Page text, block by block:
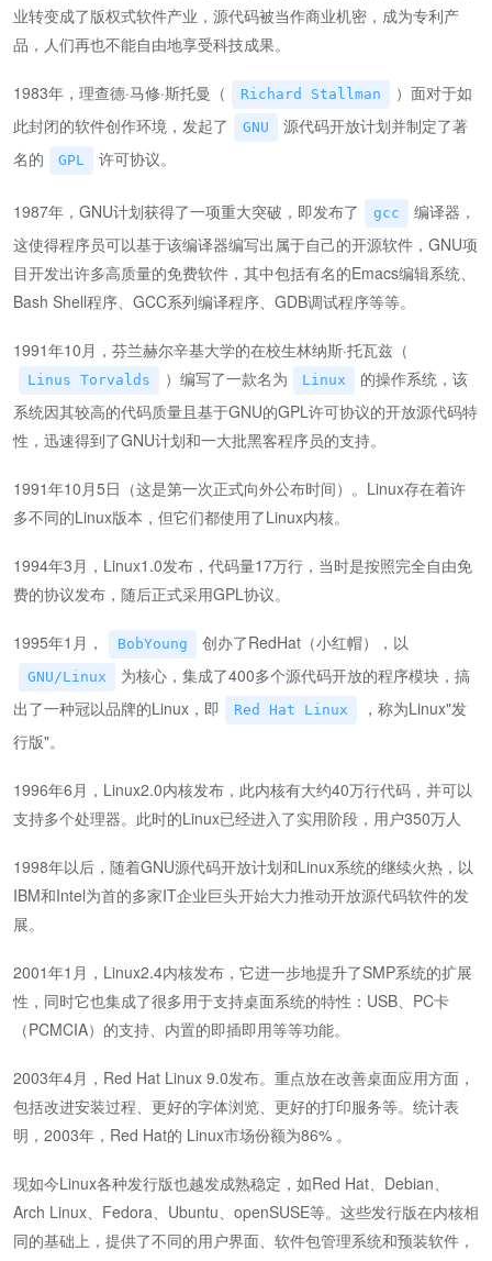
业转变成了版权式软件产业，源代码被当作商业机密，成为专利产
品，人们再也不能自由地享受科技成果。
1983年，理查德·马修·斯托曼（ Richard Stallman
）面对于如
此封闭的软件创作环境，发起了
GNU
源代码开放计划并制定了著
名的
GPL 许可协议。
1987年，GNU计划获得了一项重大突破，即发布了 gcc
编译器，
这使得程序员可以基于该编译器编写出属于自己的开源软件，GNU项
目开发出许多高质量的免费软件，其中包括有名的Emacs编辑系统、
Bash Shell程序、GCC系列编译程序、GDB调试程序等等。
1991年10月，芬兰赫尔辛基大学的在校生林纳斯·托瓦兹（
Linus Torvalds ）编写了一款名为 Linux
的操作系统，该
系统因其较高的代码质量且基于GNU的GPL许可协议的开放源代码特
性，迅速得到了GNU计划和一大批黑客程序员的支持。
1991年10月5日（这是第一次正式向外公布时间）。Linux存在着许
多不同的Linux版本，但它们都使用了Linux内核。
1994年3月，Linux1.0发布，代码量17万行，当时是按照完全自由免
费的协议发布，随后正式采用GPL协议。
1995年1月， BobYoung 创办了RedHat（小红帽），以
GNU/Linux
为核心，集成了400多个源代码开放的程序模块，搞
出了一种冠以品牌的Linux，即
Red Hat Linux
，称为Linux"发
行版"。
1996年6月，Linux2.0内核发布，此内核有大约40万行代码，并可以
支持多个处理器。此时的Linux已经进入了实用阶段，用户350万人
1998年以后，随着GNU源代码开放计划和Linux系统的继续火热，以
IBM和Intel为首的多家IT企业巨头开始大力推动开放源代码软件的发
展。
2001年1月，Linux2.4内核发布，它进一步地提升了SMP系统的扩展
性，同时它也集成了很多用于支持桌面系统的特性：USB、PC卡
（PCMCIA）的支持、内置的即插即用等等功能。
2003年4月，Red Hat Linux 9.0发布。重点放在改善桌面应用方面，
包括改进安装过程、更好的字体浏览、更好的打印服务等。统计表
明，2003年，Red Hat的 Linux市场份额为86% 。
现如今Linux各种发行版也越发成熟稳定，如Red Hat、Debian、
Arch Linux、Fedora、Ubuntu、openSUSE等。这些发行版在内核相
同的基础上，提供了不同的用户界面、软件包管理系统和预装软件，